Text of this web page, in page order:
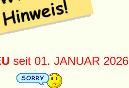
seit 01. JANUAR 2026